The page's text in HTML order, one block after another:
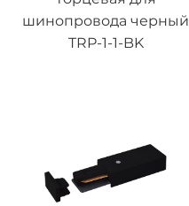
шинопровода черный
TRP-1-1-BK